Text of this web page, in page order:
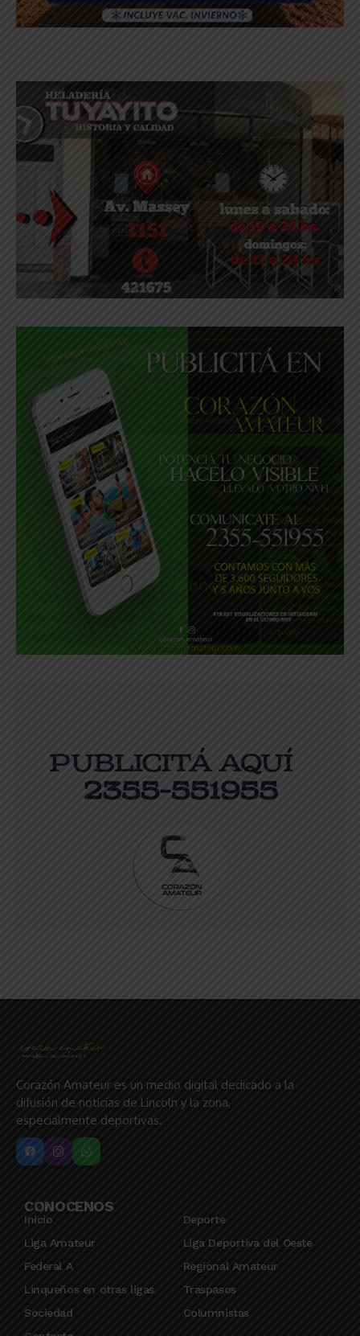
Corazón Amateur es un medio digital dedicado a la
difusión de noticias de Lincoln y la zona,
especialmente deportivas.
CONOCENOS
Inicio
Deporte
Liga Amateur
Liga Deportiva del Oeste
Federal A
Regional Amateur
Linqueños en otras ligas
Traspasos
Sociedad
Columnistas